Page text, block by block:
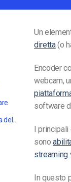
Confronto tra i 10 migliori software di codifica del 2022
Un
diretta(o
Encoder
webcam,
software
I
sono
streaming
In questo